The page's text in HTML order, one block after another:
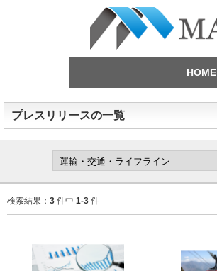
HOME
プレスリリースの一覧
検索結果： 3 件中 1-3 件